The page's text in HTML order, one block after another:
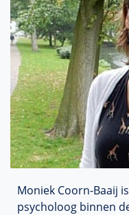
Moniek Coorn-Baaij
psycholoog binnen